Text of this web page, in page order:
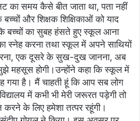
का समय कैसे बीत जाता था, पता नहीं
और शिक्षक शिक्षिकाओं को याद
बच्चों का सुबह हंसते हुए स्कूल आना
स्नेह करना तथा स्कूल में अपने साथियों
एक दूसरे के सुख-दुख जानना, अब
महसूस होगी।उन्होंने कहा कि स्कूल में
गया है। मैं चाहती हूं कि आप सब लोग
में कभी भी मेरी जरूरत पड़ेगी तो
करने के लिए हमेशा तत्पर रहूंगी।